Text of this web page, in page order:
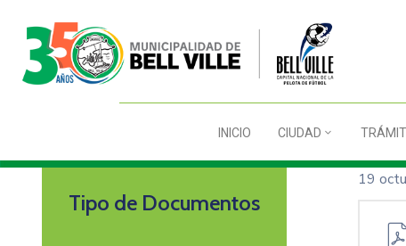
INICIO CIUDAD
Tipo de Documentos
19